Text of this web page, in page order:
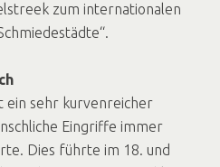
zum internationalen
ein sehr kurvenreicher
Eingriffe immer
Dies führte im 18. und